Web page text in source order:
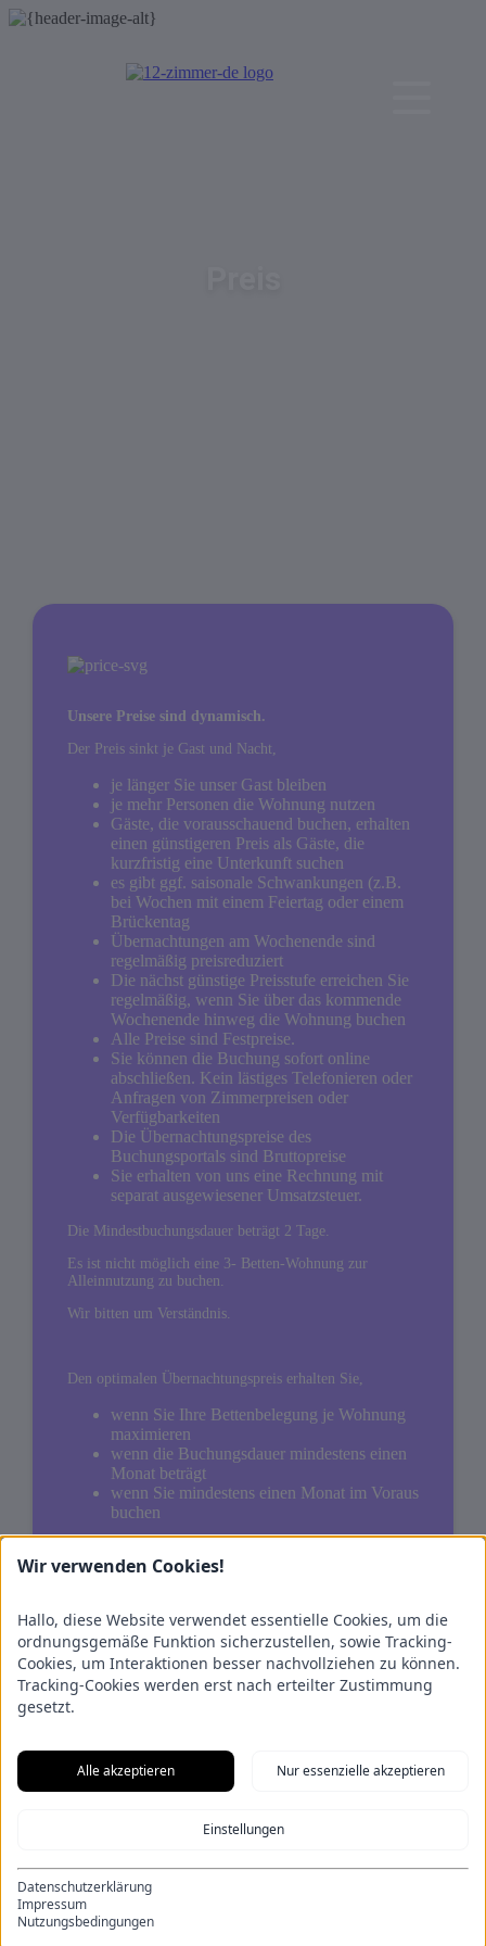
Unsere Preise sind dynamisch.
Der Preis sinkt je Gast und Nacht,
je länger Sie unser Gast bleiben
je mehr Personen die Wohnung nutzen
Gäste, die vorausschauend buchen, erhalten
einen günstigeren Preis als Gäste, die
kurzfristig eine Unterkunft suchen
es gibt ggf. saisonale Schwankungen (z.B.
bei Wochen mit einem Feiertag oder einem
Brückentag
Übernachtungen am Wochenende sind
regelmäßig preisreduziert
Die nächst günstige Preisstufe erreichen Sie
regelmäßig, wenn Sie über das kommende
Wochenende hinweg die Wohnung buchen
Alle Preise sind Festpreise.
Sie können die Buchung sofort online
abschließen. Kein lästiges Telefonieren oder
Anfragen von Zimmerpreisen oder
Verfügbarkeiten
Die Übernachtungspreise des
Buchungsportals sind Bruttopreise
Sie erhalten von uns eine Rechnung mit
separat ausgewiesener Umsatzsteuer.
Die Mindestbuchungsdauer beträgt 2 Tage.
Es ist nicht möglich eine 3- Betten-Wohnung zur
Alleinnutzung zu buchen.
Wir bitten um Verständnis.
Den optimalen Übernachtungspreis erhalten Sie,
wenn Sie Ihre Bettenbelegung je Wohnung
maximieren
wenn die Buchungsdauer mindestens einen
Monat beträgt
wenn Sie mindestens einen Monat im Voraus
buchen
pro Gast und Tag möglich. Ein wöchentlicher
Testen Sie uns.
Allgemeine Geschäftsbedingungen
Infos
Unsere Wohnungen
© 2023 12-Zimmerfrei.de GmbH
Wir verwenden Cookies!
Hallo, diese Website verwendet essentielle Cookies, um die
ordnungsgemäße Funktion sicherzustellen, sowie Tracking-
Cookies, um Interaktionen besser nachvollziehen zu können.
Tracking-Cookies werden erst nach erteilter Zustimmung
gesetzt.
Alle akzeptieren Nur essenzielle akzeptieren
Einstellungen
Datenschutzerklärung
Impressum
Nutzungsbedingungen